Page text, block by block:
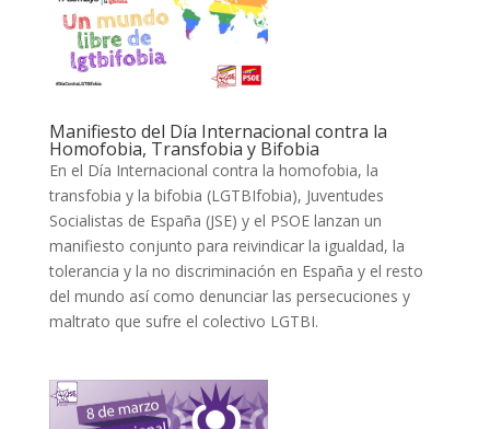
Manifiesto del Día Internacional contra la
Homofobia, Transfobia y Bifobia
En el Día Internacional contra la homofobia, la
transfobia y la bifobia (LGTBIfobia), Juventudes
Socialistas de España (JSE) y el PSOE lanzan un
manifiesto conjunto para reivindicar la igualdad, la
tolerancia y la no discriminación en España y el resto
del mundo así como denunciar las persecuciones y
maltrato que sufre el colectivo LGTBI.